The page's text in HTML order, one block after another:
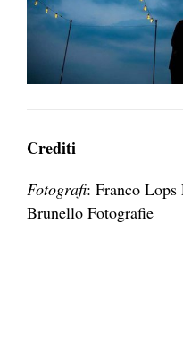
Crediti
Fotografi: Franco Lops
Brunello Fotografie